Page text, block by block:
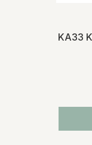
KA33